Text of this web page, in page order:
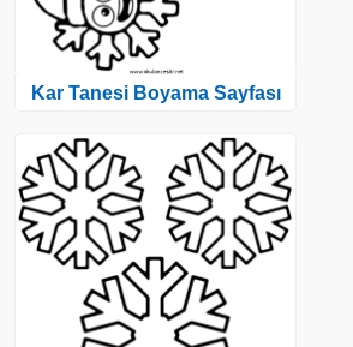
Kar Tanesi Boyama Sayfası